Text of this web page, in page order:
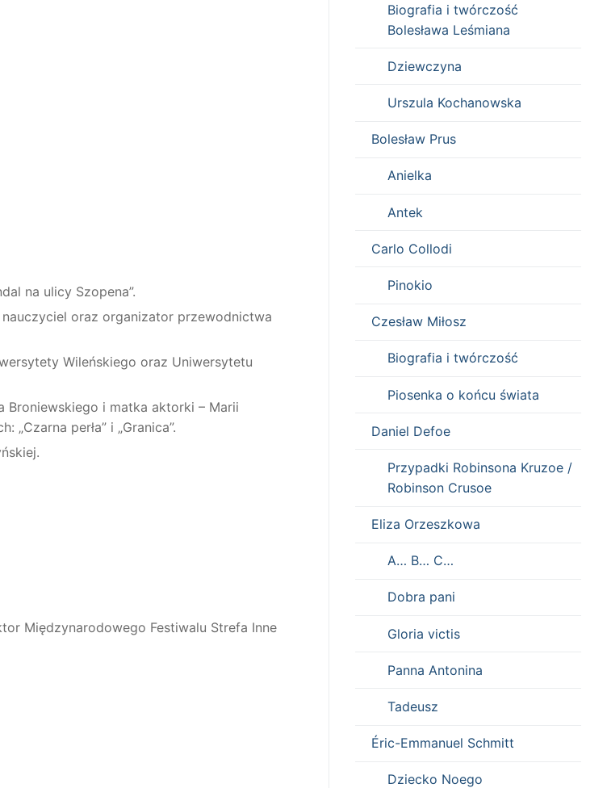
na ulicy Szopena”.
nauczyciel oraz organizator przewodnictwa
Wileńskiego oraz Uniwersytetu
Broniewskiego i matka aktorki – Marii
„Czarna perła” i „Granica”.
Międzynarodowego Festiwalu Strefa Inne
Biografia i twórczość
Bolesława Leśmiana
Dziewczyna
Urszula Kochanowska
Bolesław Prus
Anielka
Antek
Carlo Collodi
Pinokio
Czesław Miłosz
Biografia i twórczość
Piosenka o końcu świata
Daniel Defoe
Przypadki Robinsona Kruzoe /
Robinson Crusoe
Eliza Orzeszkowa
A… B… C…
Dobra pani
Gloria victis
Panna Antonina
Tadeusz
Éric-Emmanuel Schmitt
Dziecko Noego